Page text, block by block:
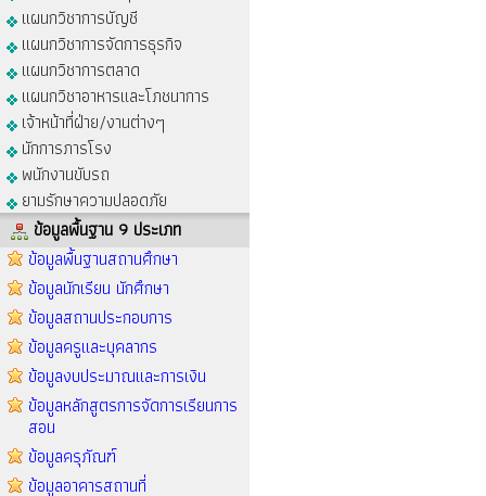
แผนกวิชาการบัญชี
แผนกวิชาการจัดการธุรกิจ
แผนกวิชาการตลาด
แผนกวิชาอาหารและโภชนาการ
เจ้าหน้าที่ฝ่าย/งานต่างๆ
นักการภารโรง
พนักงานขับรถ
ยามรักษาความปลอดภัย
ข้อมูลพื้นฐาน 9 ประเภท
ข้อมูลพื้นฐานสถานศึกษา
ข้อมูลนักเรียน นักศึกษา
ข้อมูลสถานประกอบการ
ข้อมูลครูและบุคลากร
ข้อมูลงบประมาณและการเงิน
ข้อมูลหลักสูตรการจัดการเรียนการ
สอน
ข้อมูลครุภัณฑ์
ข้อมูลอาคารสถานที่